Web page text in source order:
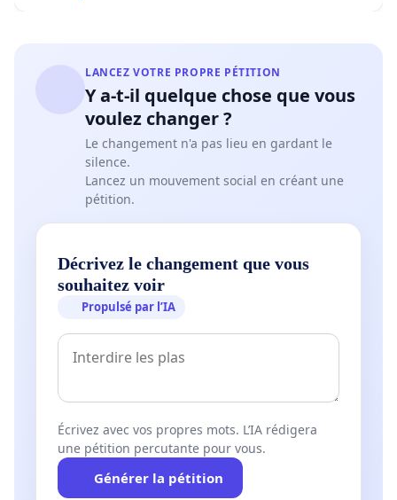
LANCEZ VOTRE PROPRE PÉTITION
Y a-t-il quelque chose que vous
voulez changer ?
Le changement n'a pas lieu en gardant le
silence.
Lancez un mouvement social en créant une
pétition.
Décrivez le changement que vous
souhaitez voir
Propulsé par l’IA
Écrivez avec vos propres mots. L’IA rédigera
une pétition percutante pour vous.
Générer la pétition